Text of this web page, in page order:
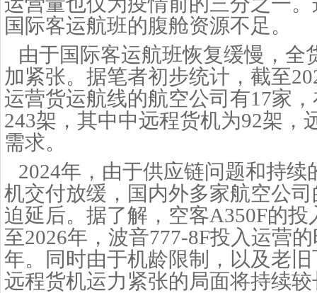
国际客运航班的腹舱资源不足。
由于国际客运航班恢复缓慢，全
加紧张。据笔者初步统计，截至
运营货运航线的航空公司有17家
243架，其中中远程货机为92架，
需求。
2024年，由于供应链问题和持续
机交付放缓，国内外多家航空公
迫延后。据了解，空客A350F的
至2026年，波音777-8F投入运营
年。同时由于机龄限制，以及老
远程货机运力紧张的局面将持续